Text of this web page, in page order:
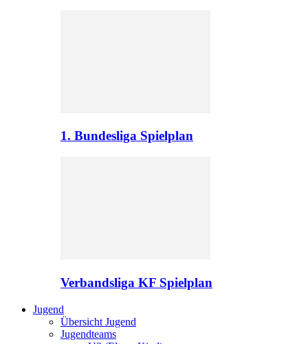
1. Bundesliga Spielplan
Verbandsliga KF Spielplan
Jugend
Übersicht Jugend
Jugendteams